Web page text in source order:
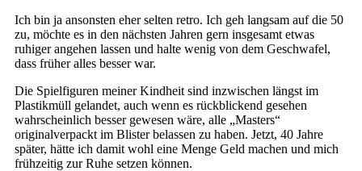
Ich bin ja ansonsten eher selten retro. Ich geh langsam auf die 50
zu, möchte es in den nächsten Jahren gern insgesamt etwas
ruhiger angehen lassen und halte wenig von dem Geschwafel,
dass früher alles besser war.
Die Spielfiguren meiner Kindheit sind inzwischen längst im
Plastikmüll gelandet, auch wenn es rückblickend gesehen
wahrscheinlich besser gewesen wäre, alle „Masters“
originalverpackt im Blister belassen zu haben. Jetzt, 40 Jahre
später, hätte ich damit wohl eine Menge Geld machen und mich
frühzeitig zur Ruhe setzen können.